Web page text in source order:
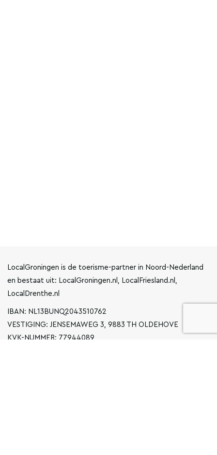
LocalGroningen is de toerisme-partner in Noord-Nederland
en bestaat uit: LocalGroningen.nl, LocalFriesland.nl,
LocalDrenthe.nl
IBAN: NL13BUNQ2043510762
VESTIGING: JENSEMAWEG 3, 9883 TH OLDEHOVE
KVK-NUMMER: 77944089